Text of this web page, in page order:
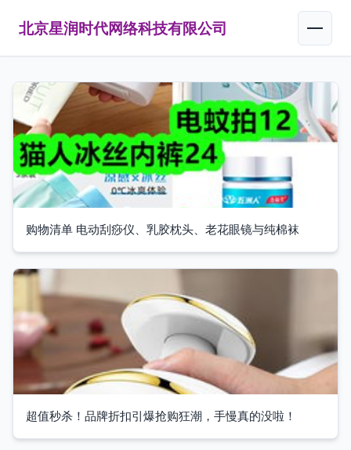
北京星润时代网络科技有限公司
购物清单 电动刮痧仪、乳胶枕头、老花眼镜与纯棉袜
超值秒杀！品牌折扣引爆抢购狂潮，手慢真的没啦！